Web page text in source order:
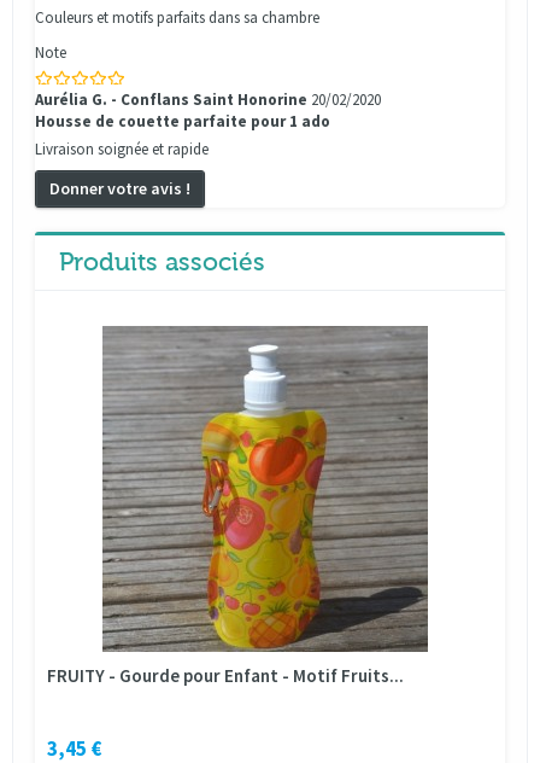
Couleurs et motifs parfaits dans sa chambre
Note
Aurélia G. - Conflans Saint Honorine 20/02/2020
Housse de couette parfaite pour 1 ado
Livraison soignée et rapide
Donner votre avis !
Produits associés
FRUITY - Gourde pour Enfant - Motif Fruits...
3,45 €